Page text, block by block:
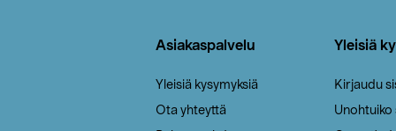
Asiakaspalvelu
Yleisiä kysymyksiä
Ota yhteyttä
Yleisiä
Kirjaudu
Unohtuiko